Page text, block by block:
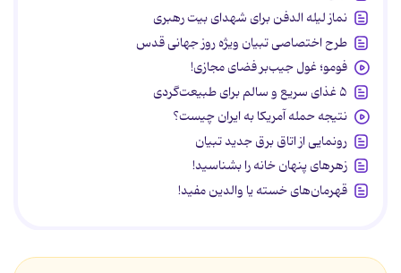
نماز لیله الدفن برای شهدای بیت رهبری
طرح اختصاصی تبیان ویژه روز جهانی قدس
فومو؛ غول جیب‌بر فضای مجازی!
۵ غذای سریع و سالم برای طبیعت‌گردی
نتیجه حمله آمریکا به ایران چیست؟
رونمایی از اتاق برق جدید تبیان
زهرهای پنهان خانه را بشناسید!
قهرمان‌های خسته یا والدین مفید!